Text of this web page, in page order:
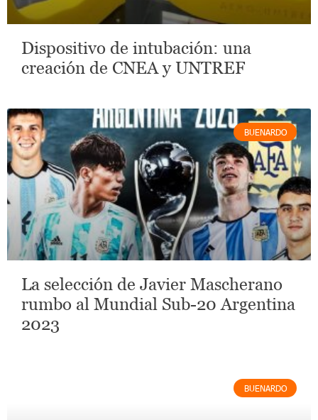
Dispositivo de intubación: una
creación de CNEA y UNTREF
BUENARDO
La selección de Javier Mascherano
rumbo al Mundial Sub-20 Argentina
2023
BUENARDO